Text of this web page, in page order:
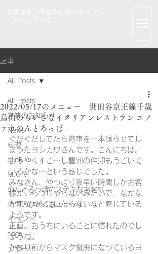
記事
All Posts
営業のお知らせ
News
料理
drink
M.C.V.
のんとろっぽのステキなお客様
店主のひとくちエッセイ
イベント
sdgs
デザート
All Posts
2022/05/17のメニュー 世田谷京王線千歳
烏山のちいさなイタリアンレストラン エノ
テカのんとろっぽ
ぐだぐだしてたら電車を一本遅らせてし
まったヨシカワさんです。こんにちは。
ようやくすこ～し豊洲の仲卸もうごいて
いるかな～という感じでした。
みなさん、やっぱり夜早い時間しかお客
様がいらっしゃらないみたいで、なかな
かすぐ回復にいたらないなと感じている
ようです。
正直、おうちにいることに慣れたのでし
ょうね。
かなり前からマスク撤廃になっているヨ